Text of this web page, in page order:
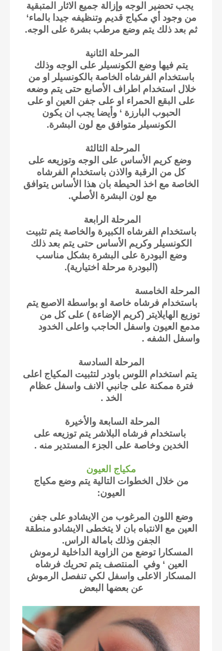
يجب تحضير الوجه وإزالة جميع الاثار المتبقية
من وجود أي مكياج قديم وتنظيفه جيدا بالماء‘
ثم بعد ذلك يتم وضع مرطب بشرة على الوجه.
المرحلة الثانية
يتم فيها وضع الكونسيلر على الوجه وذلك
باستخدام الفرشاه الخاصة بالكونسيلر او من
خلال استخدام اطراف الأصابع حتى يتم وضعه
على البقع الحمراء او على جفن العين او على
الحبوب البارزة ‘ وأيضا يجب ان يكون
الكونسيلر متوافق مع لون البشرة.
المرحلة الثالثة
وضع كريم الأساس على الوجه وتوزيعه على
كل من الرقبة والاذن باستخدام الفرشاه
الخاصة مع اخذ الحيطة بان هذا الأساس يتوافق
مع لون البشرة الأصلي.
المرحلة الرابعة
باستخدام الفرشاه الكبيرة والخاصة يتم تثبيت
الكونسيلر وكريم الأساس حتى يتم بعد ذلك
وضع البودرة على البشرة بشكل مناسب
(البودرة مرحلة اختيارية).
المرحلة الخامسة
باستخدام فرشاه خاصة او بواسطة الاصبع يتم
توزيع الهايلايتر (كريم الإضاءة ) على كل من
مدمع العيون واسفل الحاجب واعلى الخدود
واسفل الشفه .
المرحلة السادسة
يتم استخدام اللوس باودر لتثبيت المكياج اعلى
فترة ممكنة على جانبي الانف واسفل عظام
الخد .
المرحلة السابعة والأخيرة
باستخدام فرشاه البلاشر يتم توزيعه على
الخدين وخاصة على الجزء المستدير منه .
مكياج العيون
من خلال الخطوات التالية يتم وضع مكياج
العيون:
وضع اللون المرغوب من الايشادو على جفن
العين مع الانتباه بان لا يتخطى الايشادو منطقة
الجفن وذلك بامالة الراس.
المسكارا توضع من الزاوية الداخلية لرموش
العين ‘ وفي المنتصف يتم تحريك فرشاه
المسكار الاعلى واسفل لكي تنفصل الرموش
عن بعضها البعض